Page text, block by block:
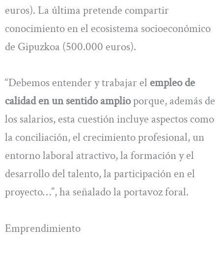
euros). La última pretende compartir
conocimiento en el ecosistema socioeconómico
de Gipuzkoa (500.000 euros).
“Debemos entender y trabajar el empleo de
calidad en un sentido amplioporque, además de
los salarios, esta cuestión incluye aspectos como
la conciliación, el crecimiento profesional, un
entorno laboral atractivo, la formación y el
desarrollo del talento, la participación en el
proyecto…”, ha señalado la portavoz foral.
Emprendimiento